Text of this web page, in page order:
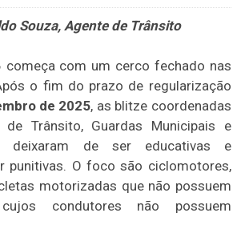
Souza, Agente de Trânsito
começa com um cerco fechado nas
o fim do prazo de regularização
de 2025, as blitze coordenadas
de Trânsito, Guardas Municipais e
deixaram de ser educativas e
punitivas. O foco são ciclomotores,
motorizadas que não possuem
condutores não possuem